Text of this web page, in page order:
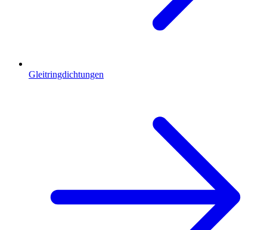
Gleitringdichtungen